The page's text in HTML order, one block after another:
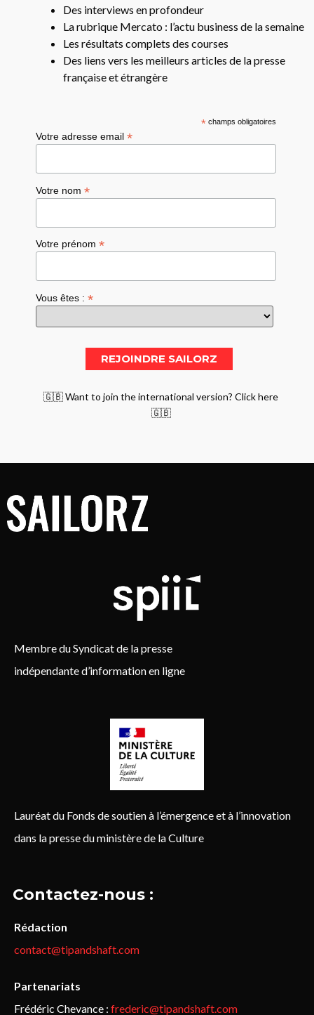
Des interviews en profondeur
La rubrique Mercato : l’actu business de la semaine
Les résultats complets des courses
Des liens vers les meilleurs articles de la presse
française et étrangère
*champs obligatoires
Votre adresse email*
Votre nom*
Votre prénom*
Vous êtes :*
🇬🇧 Want to join the international version? Click here
🇬🇧
Membre du Syndicat de la presse
indépendante d’information en ligne
Lauréat du Fonds de soutien à l’émergence et à l’innovation
dans la presse du ministère de la Culture
Contactez-nous :
Rédaction
contact@tipandshaft.com
Partenariats
Frédéric Chevance : frederic@tipandshaft.com